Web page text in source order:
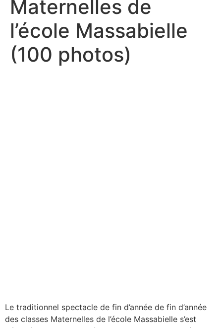
Maternelles de
l’école Massabielle
(100 photos)
Le traditionnel spectacle de fin d’année de fin d’année
des classes Maternelles de l’école Massabielle s’est